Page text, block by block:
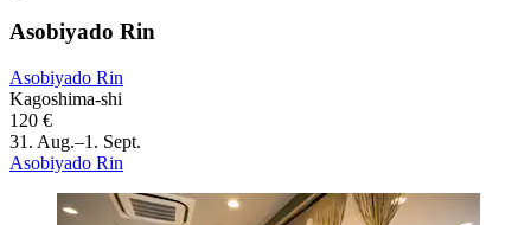
Asobiyado Rin
Asobiyado Rin
Kagoshima-shi
120 €
31. Aug.–1. Sept.
Asobiyado Rin